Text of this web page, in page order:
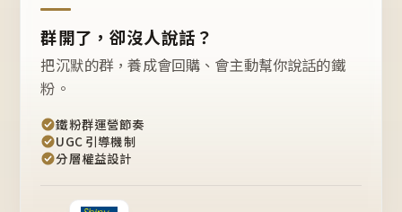
群開了，卻沒人說話？
把沉默的群，養成會回購、會主動幫你說話的鐵
粉。
鐵粉群運營節奏
UGC 引導機制
分層權益設計